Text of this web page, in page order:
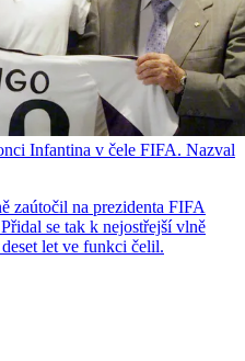
Infantina v čele FIFA. Nazval
zaútočil na prezidenta FIFA
se tak k nejostřejší vlně
let ve funkci čelil.